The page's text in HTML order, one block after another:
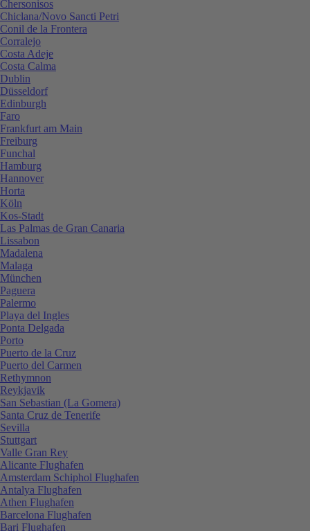
Chersonisos
Chiclana/Novo Sancti Petri
Conil de la Frontera
Corralejo
Costa Adeje
Costa Calma
Dublin
Düsseldorf
Edinburgh
Faro
Frankfurt am Main
Freiburg
Funchal
Hamburg
Hannover
Horta
Köln
Kos-Stadt
Las Palmas de Gran Canaria
Lissabon
Madalena
Malaga
München
Paguera
Palermo
Playa del Ingles
Ponta Delgada
Porto
Puerto de la Cruz
Puerto del Carmen
Rethymnon
Reykjavik
San Sebastian (La Gomera)
Santa Cruz de Tenerife
Sevilla
Stuttgart
Valle Gran Rey
Alicante Flughafen
Amsterdam Schiphol Flughafen
Antalya Flughafen
Athen Flughafen
Barcelona Flughafen
Bari Flughafen